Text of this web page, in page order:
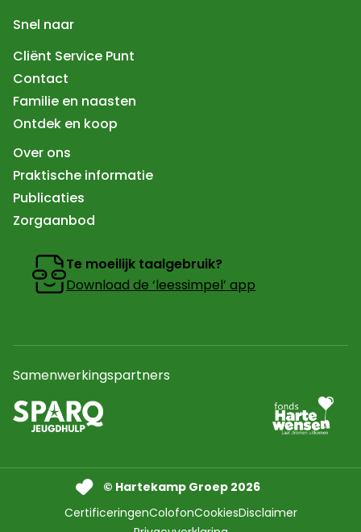
Snel naar
Cliënt Service Punt
Contact
Familie en naasten
Ontdek en koop
Over ons
Praktische informatie
Publicaties
Zorgaanbod
Te moeilijk taalgebruik?
Download de ‘leessimpel’ app
Samenwerkingspartners
Naar de website van sparq Jeugdhulp In een nieuw
Ga naar
© Hartekamp Groep 2026
CertificeringenColofonCookiesDisclaimer